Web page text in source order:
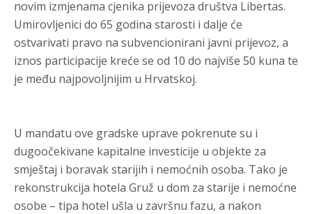
novim izmjenama cjenika prijevoza društva Libertas.
Umirovljenici do 65 godina starosti i dalje će
ostvarivati pravo na subvencionirani javni prijevoz, a
iznos participacije kreće se od 10 do najviše 50 kuna te
je među najpovoljnijim u Hrvatskoj.
U mandatu ove gradske uprave pokrenute su i
dugoočekivane kapitalne investicije u objekte za
smještaj i boravak starijih i nemoćnih osoba. Tako je
rekonstrukcija hotela Gruž u dom za starije i nemoćne
osobe – tipa hotel ušla u završnu fazu, a nakon